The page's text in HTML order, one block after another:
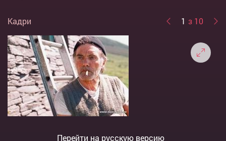
Кадри 1 з 10
Перейти на русскую версию